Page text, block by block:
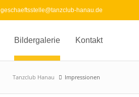
geschaeftsstelle@tanzclub-hanau.de
Bildergalerie Kontakt
Tanzclub Hanau Impressionen